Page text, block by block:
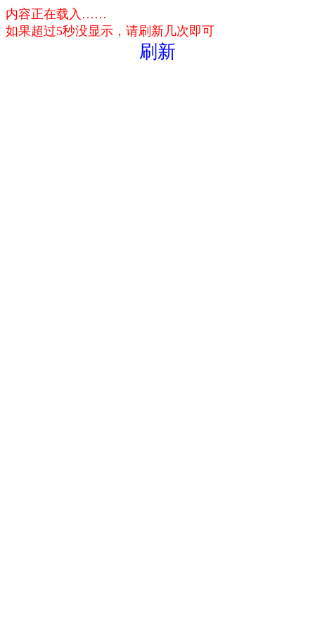
内容正在载入……
如果超过5秒没显示，请刷新几次即可
刷新